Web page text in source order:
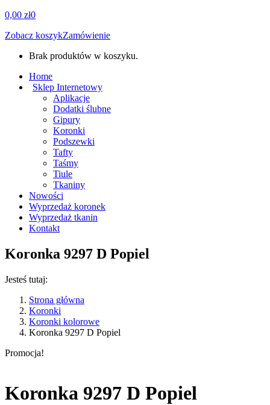
0,00 zł0
Zobacz koszykZamówienie
Brak produktów w koszyku.
Home
Sklep Internetowy
Aplikacje
Dodatki ślubne
Gipury
Koronki
Podszewki
Tafty
Taśmy
Tiule
Tkaniny
Nowości
Wyprzedaż koronek
Wyprzedaż tkanin
Kontakt
Koronka 9297 D Popiel
Jesteś tutaj:
Strona główna
Koronki
Koronki kolorowe
Koronka 9297 D Popiel
Promocja!
Koronka 9297 D Popiel